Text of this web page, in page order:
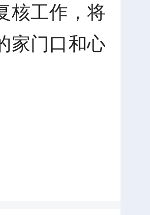
核工作，将
家门口和心
题，镇社会
求，量身完